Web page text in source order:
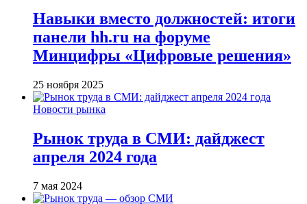
Навыки вместо должностей: итоги
панели hh.ru на форуме
Минцифры «Цифровые решения»
25 ноября 2025
Новости рынка
Рынок труда в СМИ: дайджест
апреля 2024 года
7 мая 2024